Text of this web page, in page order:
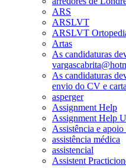
ARS
ARSLVT
ARSLVT
Artas
As candidaturas
As candidaturas
envio do CV e
asperger
Assignment Help
Assignment Help
Assistência e
assistência médica
assistencial
Assistent